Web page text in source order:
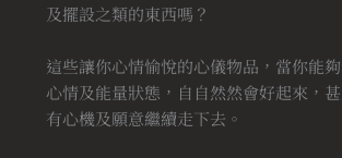
及擺設之類的東西嗎？
這些讓你心情愉悅的心儀物品，當你能
心情及能量狀態，自自然然會好起來，
有心機及願意繼續走下去。